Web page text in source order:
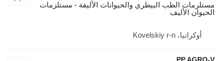
الطب البيطري والحيوانات الأليفة - مستلزمات
الأليف
أوكرانيا، Kovelskiy r-n